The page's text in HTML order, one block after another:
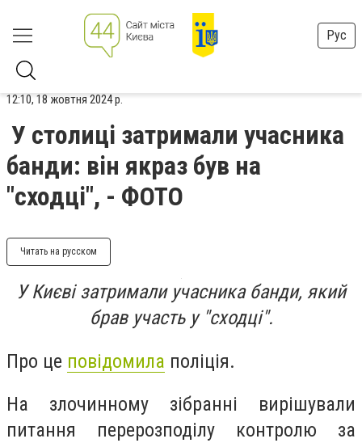
Рус
12:10, 18 жовтня 2024 р.
У столиці затримали учасника
банди: він якраз був на
"сходці", - ФОТО
Читать на русском
У Києві затримали учасника банди, який
брав участь у "сходці".
Про це повідомила поліція.
На злочинному зібранні вирішували
питання перерозподілу контролю за